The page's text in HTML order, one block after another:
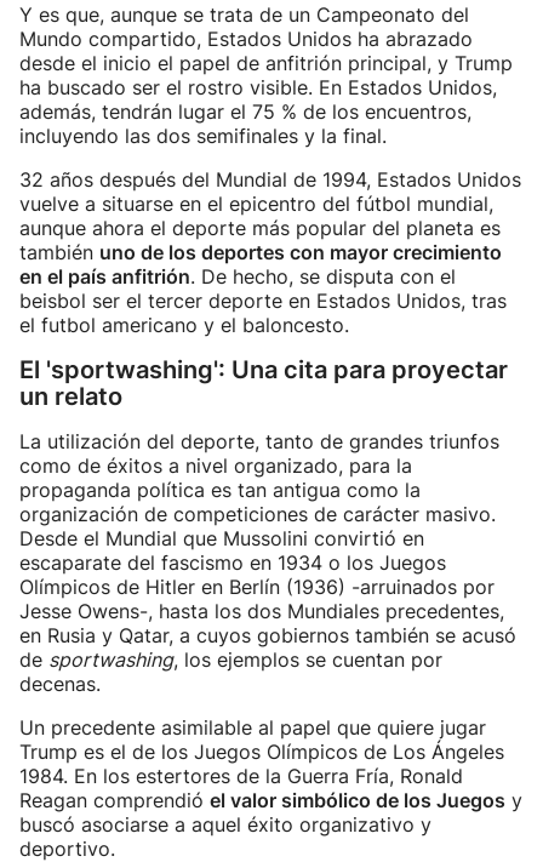
Y es que, aunque se trata de un Campeonato del
Mundo compartido, Estados Unidos ha abrazado
desde el inicio el papel de anfitrión principal, y Trump
ha buscado ser el rostro visible. En Estados Unidos,
además, tendrán lugar el 75 % de los encuentros,
incluyendo las dos semifinales y la final.
32 años después del Mundial de 1994, Estados Unidos
vuelve a situarse en el epicentro del fútbol mundial,
aunque ahora el deporte más popular del planeta es
también uno de los deportes con mayor crecimiento
en el país anfitrión. De hecho, se disputa con el
beisbol ser el tercer deporte en Estados Unidos, tras
el futbol americano y el baloncesto.
El 'sportwashing': Una cita para proyectar
un relato
La utilización del deporte, tanto de grandes triunfos
como de éxitos a nivel organizado, para la
propaganda política es tan antigua como la
organización de competiciones de carácter masivo.
Desde el Mundial que Mussolini convirtió en
escaparate del fascismo en 1934 o los Juegos
Olímpicos de Hitler en Berlín (1936) -arruinados por
Jesse Owens-, hasta los dos Mundiales precedentes,
en Rusia y Qatar, a cuyos gobiernos también se acusó
de sportwashing, los ejemplos se cuentan por
decenas.
Un precedente asimilable al papel que quiere jugar
Trump es el de los Juegos Olímpicos de Los Ángeles
1984. En los estertores de la Guerra Fría, Ronald
Reagan comprendió el valor simbólico de los Juegos y
buscó asociarse a aquel éxito organizativo y
deportivo.